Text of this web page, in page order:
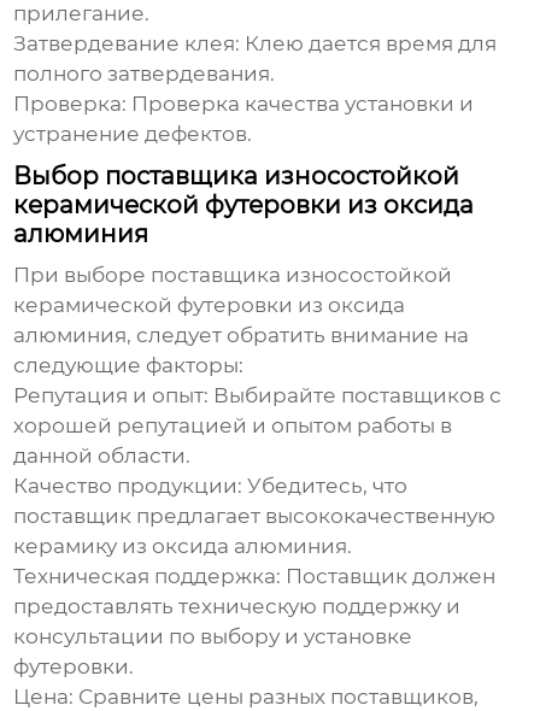
прилегание.
Затвердевание клея: Клею дается время для
полного затвердевания.
Проверка: Проверка качества установки и
устранение дефектов.
Выбор поставщика износостойкой
керамической футеровки из оксида
алюминия
При выборе поставщика износостойкой
керамической футеровки из оксида
алюминия, следует обратить внимание на
следующие факторы:
Репутация и опыт: Выбирайте поставщиков с
хорошей репутацией и опытом работы в
данной области.
Качество продукции: Убедитесь, что
поставщик предлагает высококачественную
керамику из оксида алюминия.
Техническая поддержка: Поставщик должен
предоставлять техническую поддержку и
консультации по выбору и установке
футеровки.
Цена: Сравните цены разных поставщиков,